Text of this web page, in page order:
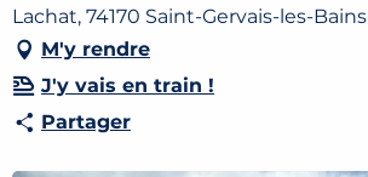
Lachat, 74170 Saint-Gervais-les-Bains
M'y rendre
J'y vais en train !
Partager